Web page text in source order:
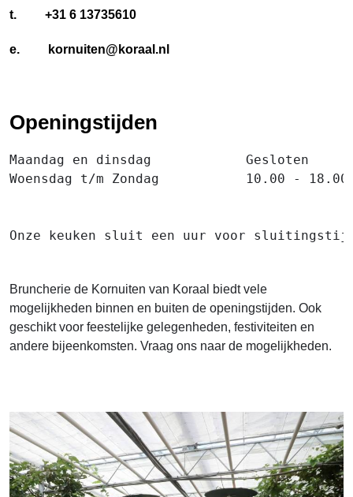
t. +31 6 13735610
e. kornuiten@koraal.nl
Openingstijden
Maandag en dinsdag            Gesloten
Woensdag t/m Zondag           10.00 -
Onze keuken sluit een uur voor
Bruncherie de Kornuiten van Koraal biedt vele
mogelijkheden binnen en buiten de openingstijden. Ook
geschikt voor feestelijke gelegenheden, festiviteiten en
andere bijeenkomsten. Vraag ons naar de mogelijkheden.